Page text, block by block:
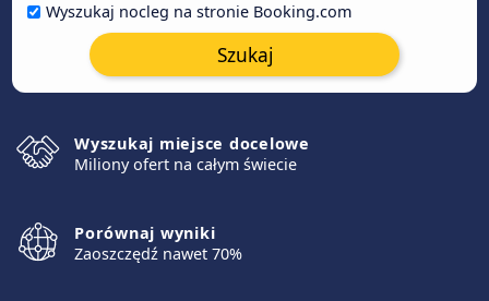
Wyszukaj nocleg na stronie Booking.com
Szukaj
Wyszukaj miejsce docelowe
Miliony ofert na całym świecie
Porównaj wyniki
Zaoszczędź nawet 70%